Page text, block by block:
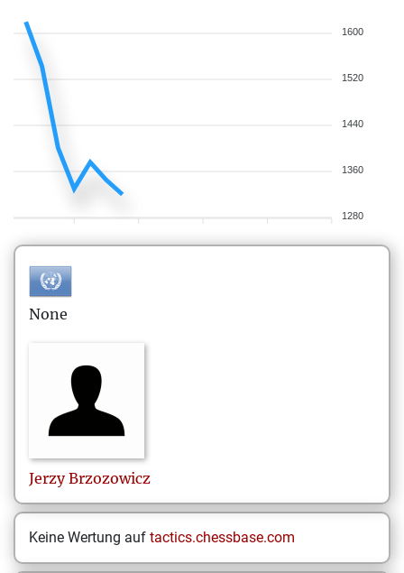
1600
1520
1440
1360
1280
None
Jerzy Brzozowicz
Keine Wertung auf tactics.chessbase.com